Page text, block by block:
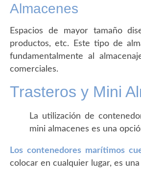
Almacenes
Espacios de mayor tamaño
productos, etc. Este tipo de
fundamentalmente al
comerciales.
Trasteros y Mini
La utilización de
mini almacenes es una
Los contenedores marítimos
colocar en cualquier lugar, es